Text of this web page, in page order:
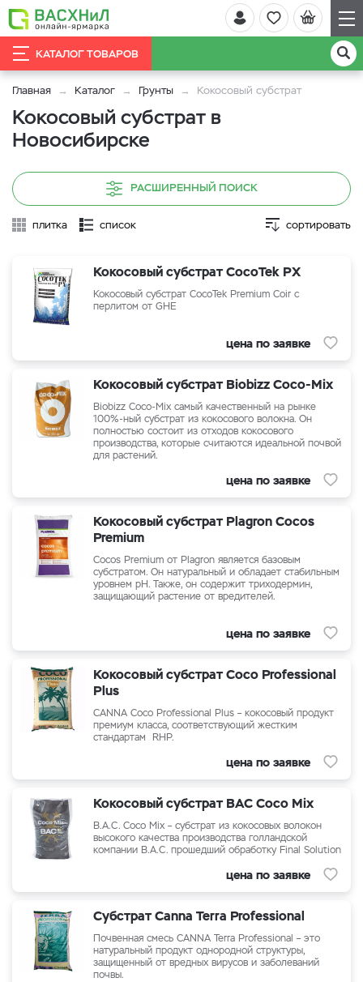
КАТАЛОГ ТОВАРОВ
Главная Каталог Грунты Кокосовый субстрат
Кокосовый субстрат в
Новосибирске
РАСШИРЕННЫЙ ПОИСК
плитка список сортировать
Кокосовый субстрат CocoTek PX
Кокосовый субстрат CocoTek Premium Coir c
перлитом от GHE
цена по заявке
Кокосовый субстрат Biobizz Coco-Mix
Biobizz Coco-Mix самый качественный на рынке
100%-ный субстрат из кокосового волокна. Он
полностью состоит из отходов кокосового
производства, которые считаются идеальной почвой
для растений.
цена по заявке
Кокосовый субстрат Plagron Cocos
Premium
Cocos Premium от Plagron является базовым
субстратом. Он натуральный и обладает стабильным
уровнем pH. Также, он содержит триходермин,
защищающий растение от вредителей.
цена по заявке
Кокосовый субстрат Coco Professional
Plus
CANNA Coco Professional Plus – кокосовый продукт
премиум класса, соответствующий жестким
стандартам RHP.
цена по заявке
Кокосовый субстрат BAC Coco Mix
B.A.C. Coco Mix – субстрат из кокосовых волокон
высокого качества производства голландской
компании В.А.С. прошедший обработку Final Solution
цена по заявке
Субстрат Canna Terra Professional
Почвенная смесь CANNA Terra Professional – это
натуральный продукт однородной структуры,
защищенный от вредных вирусов и заболеваний
почвы.